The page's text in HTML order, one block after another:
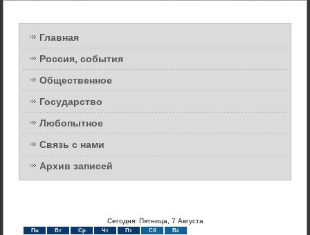
Главная
Россия, события
Общественное
Государство
Любопытное
Связь с нами
Архив записей
Сегодня: Пятница, 7 Августа
Пн Вт Ср Чт Пт Сб Вс